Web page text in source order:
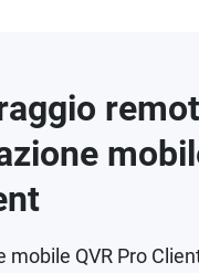
mobile QVR Pro